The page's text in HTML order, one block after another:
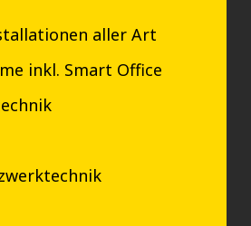
aller Art
inkl. Smart Office